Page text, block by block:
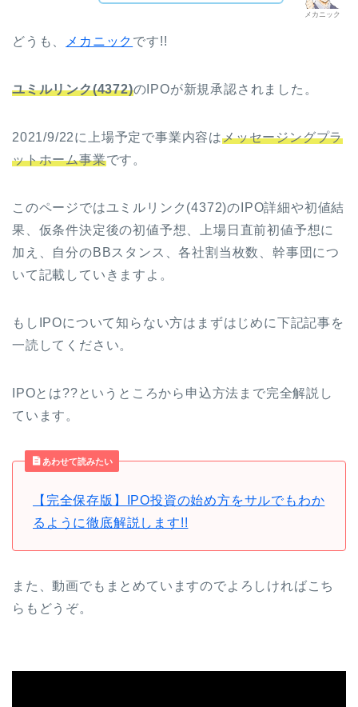
メカニック
どうも、 メカニック です!!
ユミルリンク(4372)のIPOが新規承認されました。
2021/9/22に上場予定で事業内容はメッセージングプラ
ットホーム事業です。
このページではユミルリンク(4372)のIPO詳細や初値結
果、仮条件決定後の初値予想、上場日直前初値予想に
加え、自分のBBスタンス、各社割当枚数、幹事団につ
いて記載していきますよ。
もしIPOについて知らない方はまずはじめに下記記事を
一読してください。
IPOとは??というところから申込方法まで完全解説し
ています。
あわせて読みたい
【完全保存版】IPO投資の始め方をサルでもわか
るように徹底解説します!!
また、動画でもまとめていますのでよろしければこち
らもどうぞ。